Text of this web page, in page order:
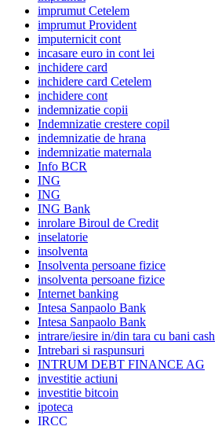
imprumut Cetelem
imprumut Provident
imputernicit cont
incasare euro in cont lei
inchidere card
inchidere card Cetelem
inchidere cont
indemnizatie copii
Indemnizatie crestere copil
indemnizatie de hrana
indemnizatie maternala
Info BCR
ING
ING
ING Bank
inrolare Biroul de Credit
inselatorie
insolventa
Insolventa persoane fizice
insolventa persoane fizice
Internet banking
Intesa Sanpaolo Bank
Intesa Sanpaolo Bank
intrare/iesire in/din tara cu bani cash
Intrebari si raspunsuri
INTRUM DEBT FINANCE AG
investitie actiuni
investitie bitcoin
ipoteca
IRCC